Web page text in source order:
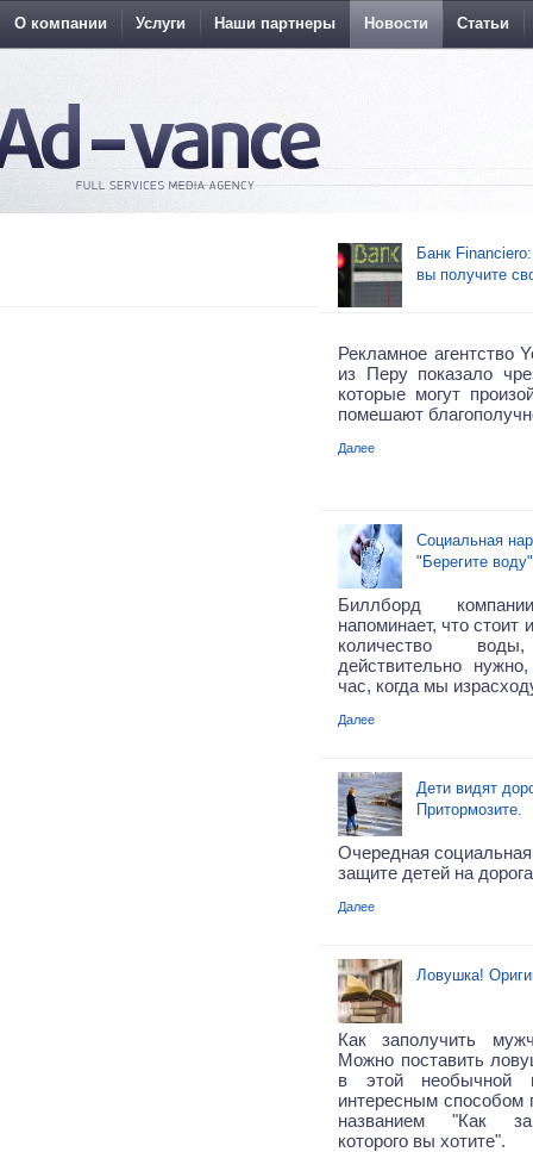
О компании Услуги Наши партнеры Новости Статьи
Банк
вы получите
Рекламное агентство
из Перу показало
которые могут
помешают
Далее
Социальная
"Берегите
Биллборд
напоминает, что стоит
количество
действительно
час, когда мы
Далее
Дети видят
Притормозите.
Очередная
защите детей на
Далее
Ловушка!
Как заполучить
Можно поставить
в этой необычной
интересным способом
названием "Как
которого вы хотите".